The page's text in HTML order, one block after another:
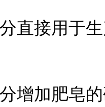
直接用于
增加肥皂